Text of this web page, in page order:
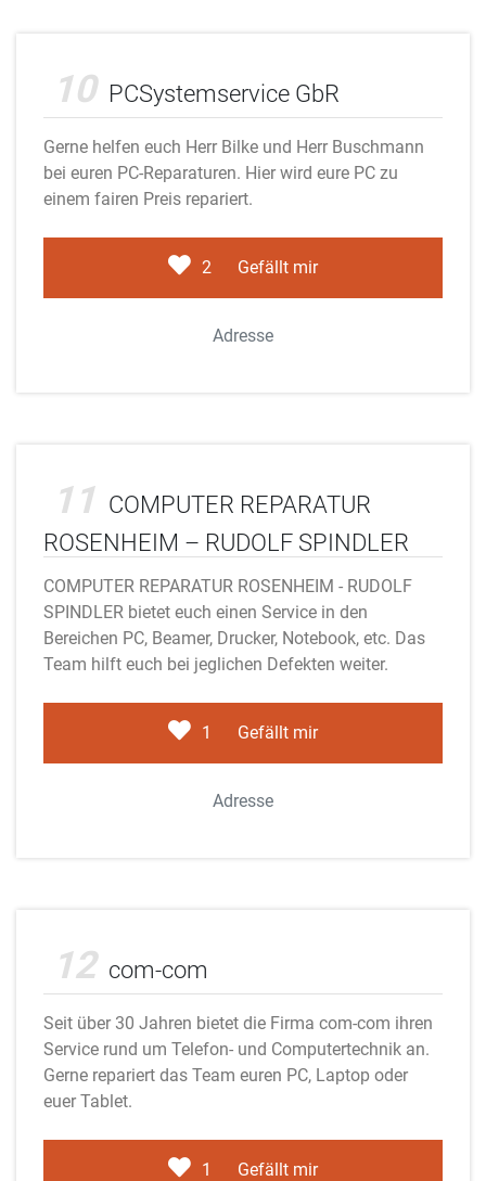
10 PCSystemservice GbR
Gerne helfen euch Herr Bilke und Herr Buschmann
bei euren PC-Reparaturen. Hier wird eure PC zu
einem fairen Preis repariert.
2 Gefällt mir
Adresse
11 COMPUTER REPARATUR
ROSENHEIM – RUDOLF SPINDLER
COMPUTER REPARATUR ROSENHEIM - RUDOLF
SPINDLER bietet euch einen Service in den
Bereichen PC, Beamer, Drucker, Notebook, etc. Das
Team hilft euch bei jeglichen Defekten weiter.
1 Gefällt mir
Adresse
12 com-com
Seit über 30 Jahren bietet die Firma com-com ihren
Service rund um Telefon- und Computertechnik an.
Gerne repariert das Team euren PC, Laptop oder
euer Tablet.
1 Gefällt mir